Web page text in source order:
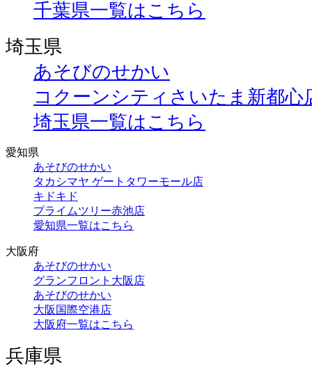
千葉県一覧はこちら
埼玉県
あそびのせかい
コクーンシティさいたま新都心
埼玉県一覧はこちら
愛知県
あそびのせかい
タカシマヤ ゲートタワーモール店
キドキド
プライムツリー赤池店
愛知県一覧はこちら
大阪府
あそびのせかい
グランフロント大阪店
あそびのせかい
大阪国際空港店
大阪府一覧はこちら
兵庫県